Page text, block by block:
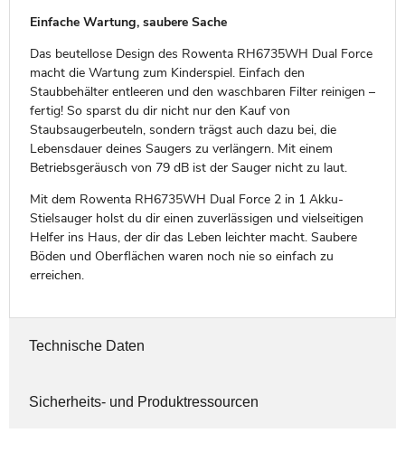
Einfache Wartung, saubere Sache
Das beutellose Design des Rowenta RH6735WH Dual Force
macht die Wartung zum Kinderspiel. Einfach den
Staubbehälter entleeren und den waschbaren Filter reinigen –
fertig! So sparst du dir nicht nur den Kauf von
Staubsaugerbeuteln, sondern trägst auch dazu bei, die
Lebensdauer deines Saugers zu verlängern. Mit einem
Betriebsgeräusch von 79 dB ist der Sauger nicht zu laut.
Mit dem Rowenta RH6735WH Dual Force 2 in 1 Akku-
Stielsauger holst du dir einen zuverlässigen und vielseitigen
Helfer ins Haus, der dir das Leben leichter macht. Saubere
Böden und Oberflächen waren noch nie so einfach zu
erreichen.
Technische Daten
Sicherheits- und Produktressourcen